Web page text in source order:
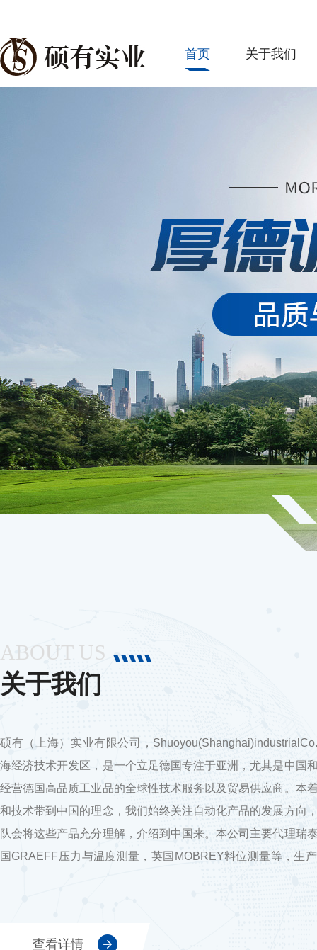
首页 关于我们
ABOUT US
关于我们
硕有（上海）实业有限公司，
海经济技术开发区，是一个立足德国专注于亚洲，尤其是中国
经营德国高品质工业品的全球性技术服务以及贸易供应商。本
和技术带到中国的理念，我们始终关注自动化产品的发展方向
队会将这些产品充分理解，介绍到中国来。本公司主要代理瑞
国GRAEFF压力与温度测量，英国MOBREY料位测量等，生
着专业的团队和成熟的技术.。硕有实业有限公司自成立伊始
密切的合作，之前，接洽的公司有上海大众、通用，并且我
查看详情